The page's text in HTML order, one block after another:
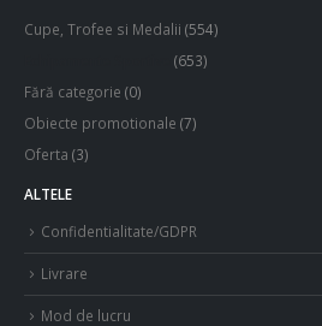
Cupe, Trofee si Medalii (554)
(653)
Fără categorie (0)
Obiecte promotionale (7)
Oferta (3)
ALTELE
Confidentialitate/GDPR
Livrare
Mod de lucru